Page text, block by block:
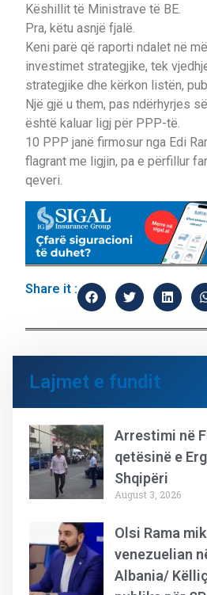
Këshillit të Ministrave të BE.
Pra, këtu asnjë fjalë.
Keni parë që raporti ndalet në
investimet strategjike, tek
strategjike dhe kërkon listën,
Një gjë u them, pas ndërhyrjes
është kaluar ligj për PPP-të.
10 PPP janë firmosur nga Edi
flagrant me ligjin, pa e përfillur
qeveri.
Share it :
Lajmet e fundit
Arrestimi në
qetësinë e
Shqipëri
August 3, 2026
Olsi Rama
venezuelian
Albania/